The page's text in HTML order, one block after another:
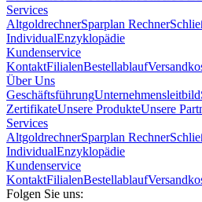
Services
AltgoldrechnerSparplan Rechner
IndividualEnzyklopädie
Kundenservice
KontaktFilialenBestellablauf
Über Uns
GeschäftsführungUnternehmensleitbild
ZertifikateUnsere ProdukteUnsere
Services
AltgoldrechnerSparplan Rechner
IndividualEnzyklopädie
Kundenservice
KontaktFilialenBestellablauf
Folgen Sie uns: